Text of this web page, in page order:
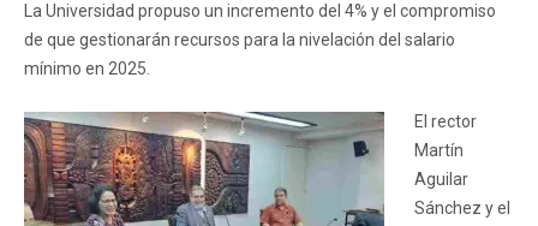
La Universidad propuso un incremento del 4% y el compromiso
de que gestionarán recursos para la nivelación del salario
mínimo en 2025.
El rector
Martín
Aguilar
Sánchez y el